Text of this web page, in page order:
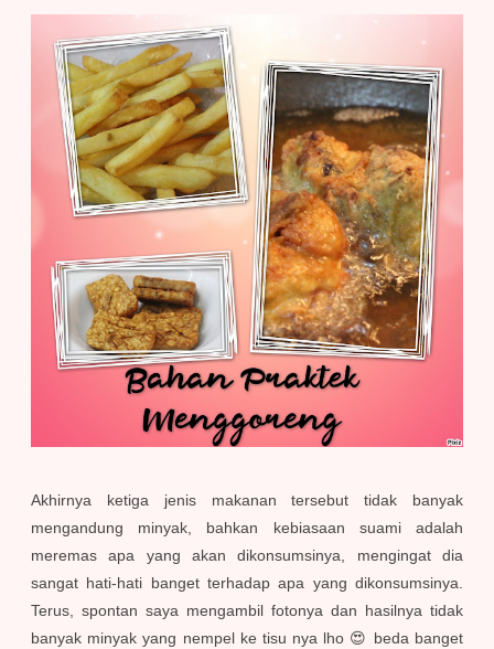
Akhirnya ketiga jenis makanan tersebut tidak banyak
mengandung minyak, bahkan kebiasaan suami adalah
meremas apa yang akan dikonsumsinya, mengingat dia
sangat hati-hati banget terhadap apa yang dikonsumsinya.
Terus, spontan saya mengambil fotonya dan hasilnya tidak
banyak minyak yang nempel ke tisu nya lho 😍 beda banget